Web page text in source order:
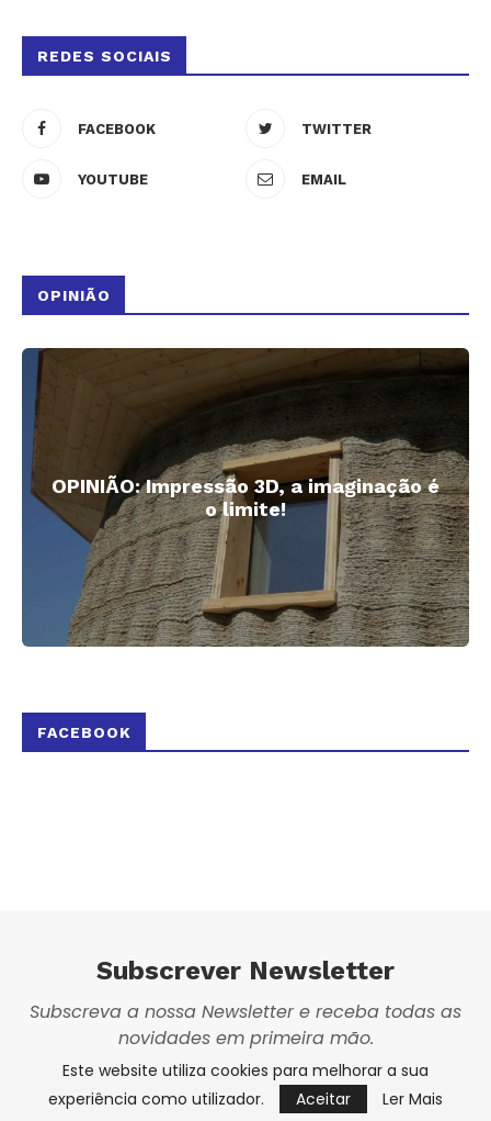
REDES SOCIAIS
FACEBOOK TWITTER
YOUTUBE EMAIL
OPINIÃO
OPINIÃO: Impressão 3D, a imaginação é
o limite!
FACEBOOK
Subscrever Newsletter
Subscreva a nossa Newsletter e receba todas as
novidades em primeira mão.
Este website utiliza cookies para melhorar a sua
experiência como utilizador.
Aceitar Ler Mais